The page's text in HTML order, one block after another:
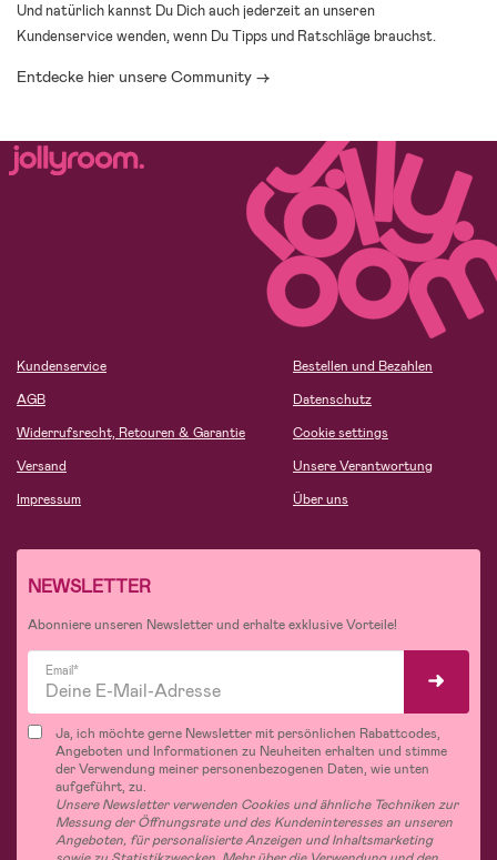
Und natürlich kannst Du Dich auch jederzeit an unseren
Kundenservice wenden, wenn Du Tipps und Ratschläge brauchst.
Entdecke hier unsere Community →
Kundenservice
AGB
Widerrufsrecht, Retouren & Garantie
Versand
Impressum
Bestellen und Bezahlen
Datenschutz
Cookie settings
Unsere Verantwortung
Über uns
NEWSLETTER
Abonniere unseren Newsletter und erhalte exklusive Vorteile!
Email*
Ja, ich möchte gerne Newsletter mit persönlichen Rabattcodes,
Angeboten und Informationen zu Neuheiten erhalten und stimme
der Verwendung meiner personenbezogenen Daten, wie unten
aufgeführt, zu.
Unsere Newsletter verwenden Cookies und ähnliche Techniken zur
Messung der Öffnungsrate und des Kundeninteresses an unseren
Angeboten, für personalisierte Anzeigen und Inhaltsmarketing